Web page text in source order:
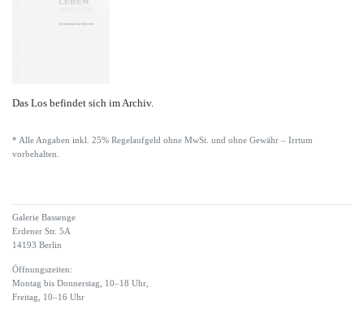
Das Los befindet sich im Archiv.
* Alle Angaben inkl. 25% Regelaufgeld ohne MwSt. und ohne Gewähr – Irrtum
vorbehalten.
Galerie Bassenge
Erdener Str. 5A
14193 Berlin
Öffnungszeiten:
Montag bis Donnerstag, 10–18 Uhr,
Freitag, 10–16 Uhr